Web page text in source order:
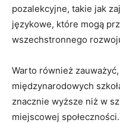
pozalekcyjne, takie jak
językowe, które mogą
wszechstronnego
Warto również
międzynarodowych
znacznie ⁣wyższe niż w
‌miejscowej